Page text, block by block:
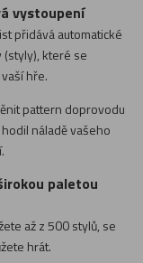
vystoupení
přidává automatické
které se
hře.
pattern doprovodu
náladě vašeho
paletou
až z 500 stylů, se
hrát.